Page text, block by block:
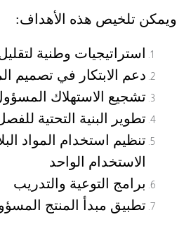
ويمكن تلخيص هذه الأهداف:
استراتيجيات وطنية
دعم الابتكار في تصميم
تشجيع الاستهلاك
تطوير البنية التحتية
تنظيم استخدام المواد
الاستخدام الواحد
برامج التوعية والتدريب
تطبيق مبدأ المنتج